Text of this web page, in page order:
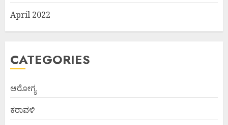
April 2022
CATEGORIES
ಆರೋಗ್ಯ
ಕರಾವಳಿ